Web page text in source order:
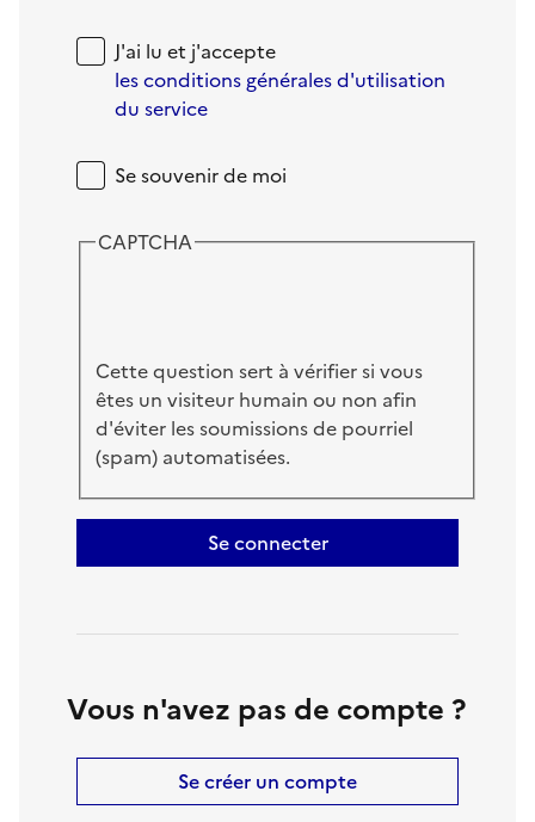
J'ai lu et j'accepte
les conditions générales d'utilisation
du service
Se souvenir de moi
CAPTCHA
Cette question sert à vérifier si vous
êtes un visiteur humain ou non afin
d'éviter les soumissions de pourriel
(spam) automatisées.
Se connecter
Vous n'avez pas de compte ?
Se créer un compte